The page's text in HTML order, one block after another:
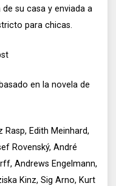
su casa y enviada a
para chicas.
en la novela de
Rasp, Edith Meinhard,
Rovenský, André
Andrews Engelmann,
Kinz, Sig Arno, Kurt